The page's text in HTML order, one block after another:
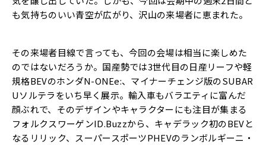
も気持ちのいい青空が広がり、沢山の来場者に恵まれた。
その来場者目線で言っても、今回の会場は相当に楽しめた
のではないだろうか。国産勢では3世代目の日産リーフや軽
規格BEVのホンダN-ONEe:、マイナーチェンジ版のSUBAR
Uソルテラをいち早く展示。輸入車もバラエティに富んだ
顔ぶれで、そのデザインやキャラクターにも注目が集まる
フォルクスワーゲンID.Buzzから、キャデラック初のBEVと
なるリリック、スーパースポーツPHEVのランボルギーニ・